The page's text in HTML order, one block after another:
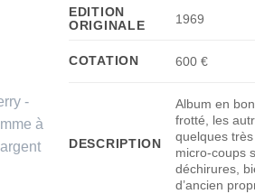
EDITION
ORIGINALE
1969
COTATION 600 €
DESCRIPTION
Album en
frotté, les
quelques
micro-coups
déchirures,
d’ancien